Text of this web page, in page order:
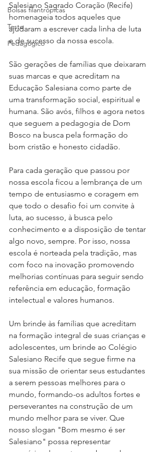
Bolsas filantrópicas
Teste
Pedagógico
Salesiano Sagrado Coração (Recife)
homenageia todos aqueles que
ajudaram a escrever cada linha de luta
e de sucesso da nossa escola.
São gerações de famílias que deixaram
suas marcas e que acreditam na
Educação Salesiana como parte de
uma transformação social, espiritual e
humana. São avós, filhos e agora netos
que seguem a pedagogia de Dom
Bosco na busca pela formação do
bom cristão e honesto cidadão.
Para cada geração que passou por
nossa escola ficou a lembrança de um
tempo de entusiasmo e coragem em
que todo o desafio foi um convite à
luta, ao sucesso, à busca pelo
conhecimento e a disposição de tentar
algo novo, sempre. Por isso, nossa
escola é norteada pela tradição, mas
com foco na inovação promovendo
melhorias contínuas para seguir sendo
referência em educação, formação
intelectual e valores humanos.
Um brinde às famílias que acreditam
na formação integral de suas crianças e
adolescentes, um brinde ao Colégio
Salesiano Recife que segue firme na
sua missão de orientar seus estudantes
a serem pessoas melhores para o
mundo, formando-os adultos fortes e
perseverantes na construção de um
mundo melhor para se viver. Que
nosso slogan "Bom mesmo é ser
Salesiano" possa representar